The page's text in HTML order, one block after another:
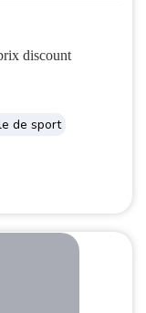
de sport